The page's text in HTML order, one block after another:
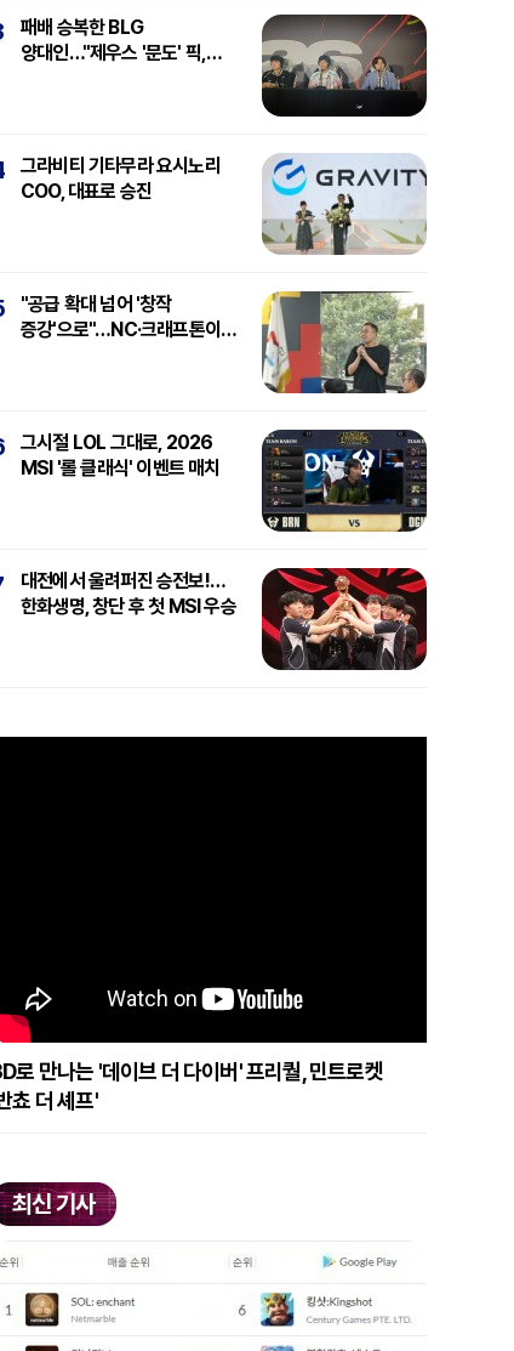
패배 승복한 BLG
양대인…"제우스 '문도' 픽,
그라비티 기타무라 요시노리
COO, 대표로 승진
"공급 확대 넘어 '창작
증강'으로"…NC·크래프톤이
그시절 LOL 그대로, 2026
MSI '롤 클래식' 이벤트 매치
대전에서 울려퍼진 승전보!…
한화생명, 창단 후 첫 MSI 우승
로 만나는 '데이브 더 다이버' 프리퀄, 민트로켓
쵸 더 셰프'
최신 기사